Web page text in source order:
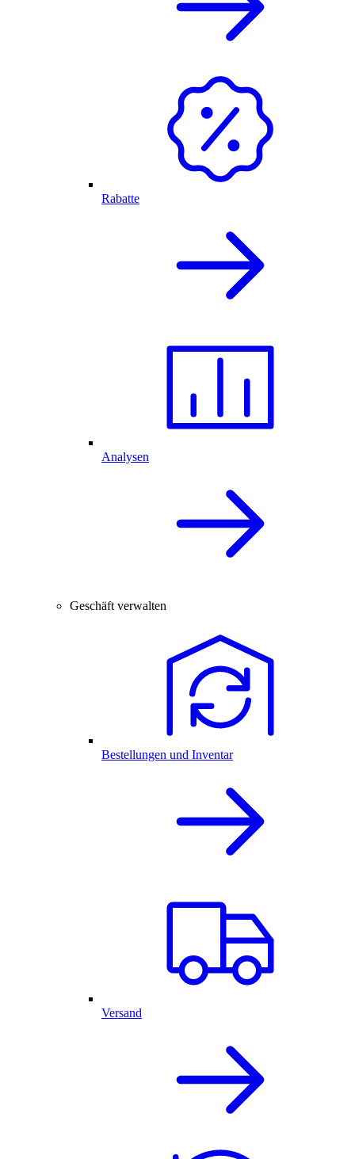
Rabatte
Analysen
Geschäft verwalten
Bestellungen und Inventar
Versand